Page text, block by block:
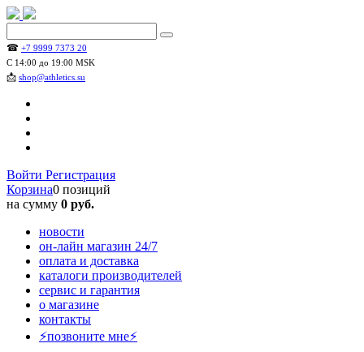
☎ +7 9999 7373 20
С 14:00 до 19:00 MSK
📩 shop@athletics.su
Войти Регистрация
Корзина0 позиций
на сумму 0 руб.
новости
он-лайн магазин 24/7
оплата и доставка
каталоги производителей
сервис и гарантия
о магазине
контакты
⚡позвоните мне⚡